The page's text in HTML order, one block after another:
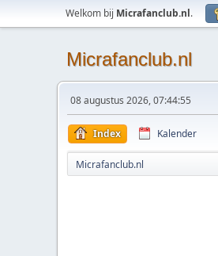
Welkom bij Micrafanclub.nl.
Micrafanclub.nl
08 augustus 2026, 07:44:55
Index Kalender
Micrafanclub.nl